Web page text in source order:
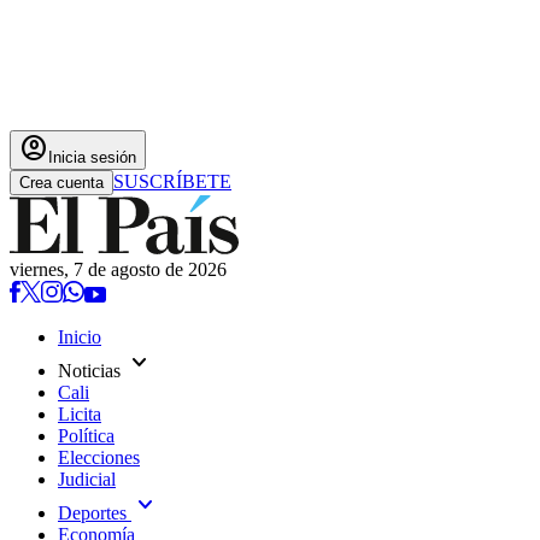
account_circle Inicia sesión
Crea cuenta SUSCRÍBETE
viernes, 7 de agosto de 2026
Inicio
Noticias expand_more
Cali
Licita
Política
Elecciones
Judicial
Deportes expand_more
Economía